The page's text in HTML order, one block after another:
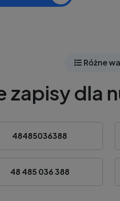
Różne
dla
48485036388
48 485 036 388